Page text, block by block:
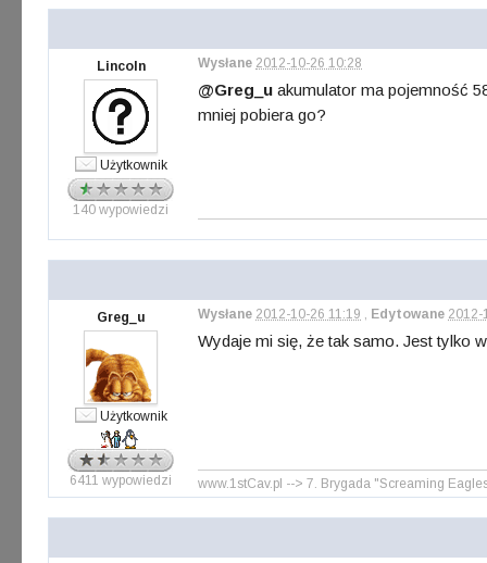
Lincoln
Użytkownik
140 wypowiedzi
Wysłane 2012-10-26 10:28
@Greg_u akumulator ma pojemność
mniej pobiera go?
Greg_u
Użytkownik
6411 wypowiedzi
Wysłane 2012-10-26 11:19 , Edytowane 2012-
Wydaje mi się, że tak samo. Jest tylko
www.1stCav.pl --> 7. Brygada "Screaming